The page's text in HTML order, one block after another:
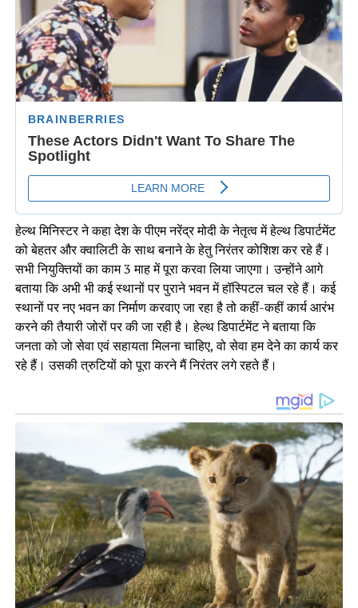
हेल्थ मिनिस्टर ने कहा देश के पीएम नरेंद्र मोदी के नेतृत्व में हेल्थ डिपार्टमेंट
को बेहतर और क्वालिटी के साथ बनाने के हेतु निरंतर कोशिश कर रहे हैं।
सभी नियुक्तियों का काम 3 माह में पूरा करवा लिया जाएगा। उन्होंने आगे
बताया कि अभी भी कई स्थानों पर पुराने भवन में हॉस्पिटल चल रहे हैं। कई
स्थानों पर नए भवन का निर्माण करवाए जा रहा है तो कहीं-कहीं कार्य आरंभ
करने की तैयारी जोरों पर की जा रही है। हेल्थ डिपार्टमेंट ने बताया कि
जनता को जो सेवा एवं सहायता मिलना चाहिए, वो सेवा हम देने का कार्य कर
रहे हैं। उसकी त्रुटियों को पूरा करने मैं निरंतर लगे रहते हैं।